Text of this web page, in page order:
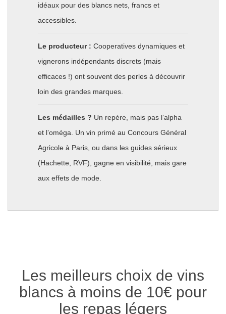
idéaux pour des blancs nets, francs et
accessibles.
Le producteur : Cooperatives dynamiques et
vignerons indépendants discrets (mais
efficaces !) ont souvent des perles à découvrir
loin des grandes marques.
Les médailles ? Un repère, mais pas l’alpha
et l’oméga. Un vin primé au Concours Général
Agricole à Paris, ou dans les guides sérieux
(Hachette, RVF), gagne en visibilité, mais gare
aux effets de mode.
Les meilleurs choix de vins
blancs à moins de 10€ pour
les repas légers